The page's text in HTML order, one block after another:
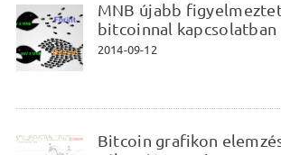
MNB újabb
bitcoinnal kapcsolatban
2014-09-12
Bitcoin grafikon